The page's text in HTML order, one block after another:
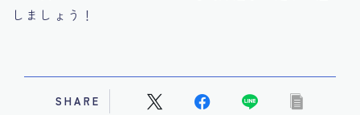
しましょう！
SHARE